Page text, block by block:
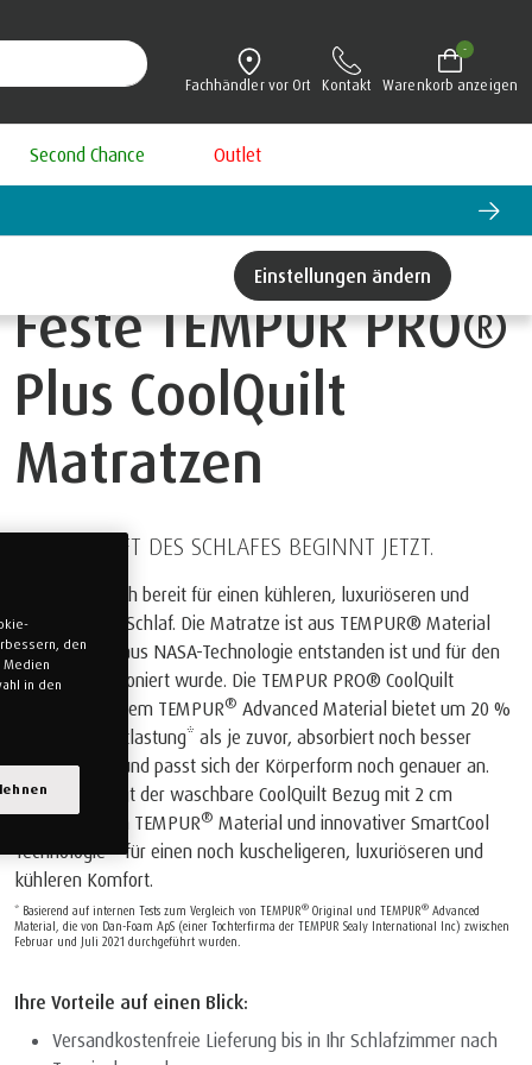
Fachhändler vor Ort Kontakt Warenkorb anzeigen
-
Second Chance Outlet
Einstellungen ändern
Feste TEMPUR PRO®
Plus CoolQuilt
Matratzen
DIE ZUKUNFT DES SCHLAFES BEGINNT JETZT.
Machen Sie sich bereit für einen kühleren, luxuriöseren und
erholsameren Schlaf. Die Matratze ist aus TEMPUR® Material
gefertigt, das aus NASA-Technologie entstanden ist und für den
Schlaf perfektioniert wurde. Die TEMPUR PRO® CoolQuilt
Matratze mit dem TEMPUR® Advanced Material bietet um 20 %
mehr Druckentlastung* als je zuvor, absorbiert noch besser
Bewegungen und passt sich der Körperform noch genauer an.
Zusätzlich sorgt der waschbare CoolQuilt Bezug mit 2 cm
eingestepptem TEMPUR® Material und innovativer SmartCool
Technologie™ für einen noch kuscheligeren, luxuriöseren und
kühleren Komfort.
* Basierend auf internen Tests zum Vergleich von TEMPUR® Original und TEMPUR® Advanced
Material, die von Dan-Foam ApS (einer Tochterfirma der TEMPUR Sealy International Inc) zwischen
Februar und Juli 2021 durchgeführt wurden.
Ihre Vorteile auf einen Blick:
Versandkostenfreie Lieferung bis in Ihr Schlafzimmer nach
den
Medien
in den